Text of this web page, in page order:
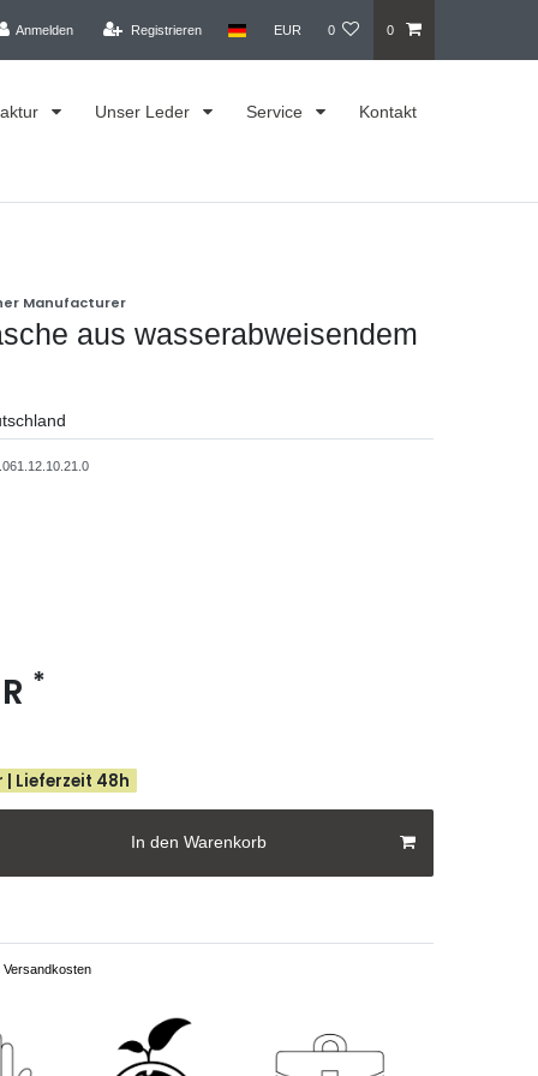
Anmelden Registrieren EUR 0 0
Unser Leder Service Kontakt
Manufacturer
aus wasserabweisendem
*
Lieferzeit 48h
In den Warenkorb
Versandkosten